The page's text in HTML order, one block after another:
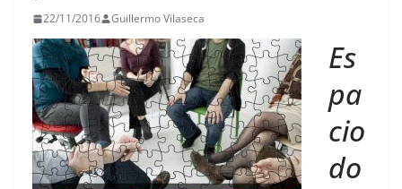
22/11/2016 Guillermo Vilaseca
Es
pa
cio
do